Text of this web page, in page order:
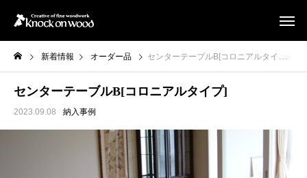
新着情報 オーダー品 センターテーブルB[コロニアルタイプ]
センターテーブルB[コロニアルタイプ]
2023.09.08 納入事例